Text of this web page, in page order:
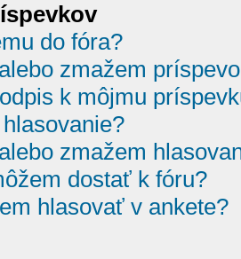
do fóra?
zmažem
k môjmu
zmažem
dostať k fóru?
hlasovať v ankete?